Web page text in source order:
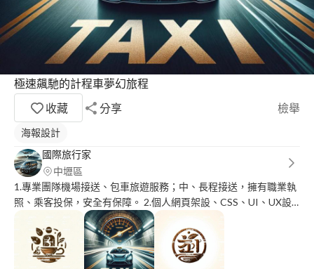
極速飆馳的計程車夢幻旅程
收藏
分享 檢舉
海報設計
國際旅行家
中壢區
1.專業團隊機場接送、包車旅遊服務；中、長程接送，擁有職業執
照、乘客投保，安全有保障。 2.個人網頁架設、CSS、UI、UX設
計、logo設計、廣告DM設計。